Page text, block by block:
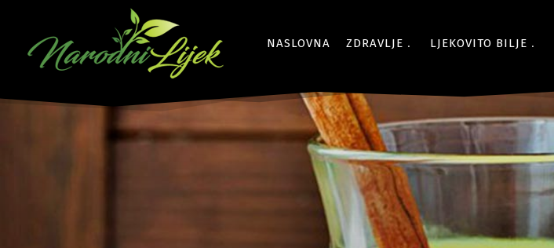
NASLOVNA ZDRAVLJE LJEKOVITO BILJE